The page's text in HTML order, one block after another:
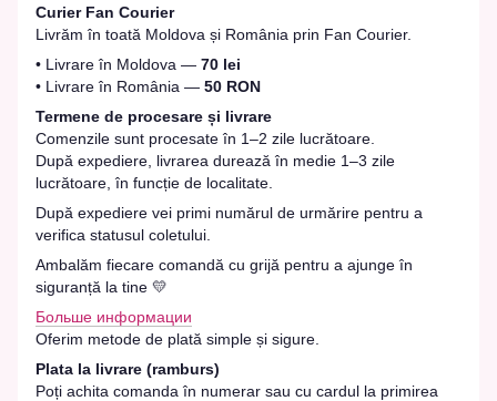
Curier Fan Courier
Livrăm în toată Moldova și România prin Fan Courier.
• Livrare în Moldova — 70 lei
• Livrare în România — 50 RON
Termene de procesare și livrare
Comenzile sunt procesate în 1–2 zile lucrătoare.
După expediere, livrarea durează în medie 1–3 zile
lucrătoare, în funcție de localitate.
După expediere vei primi numărul de urmărire pentru a
verifica statusul coletului.
Ambalăm fiecare comandă cu grijă pentru a ajunge în
siguranță la tine 💛
Больше информации
Oferim metode de plată simple și sigure.
Plata la livrare (ramburs)
Poți achita comanda în numerar sau cu cardul la primirea